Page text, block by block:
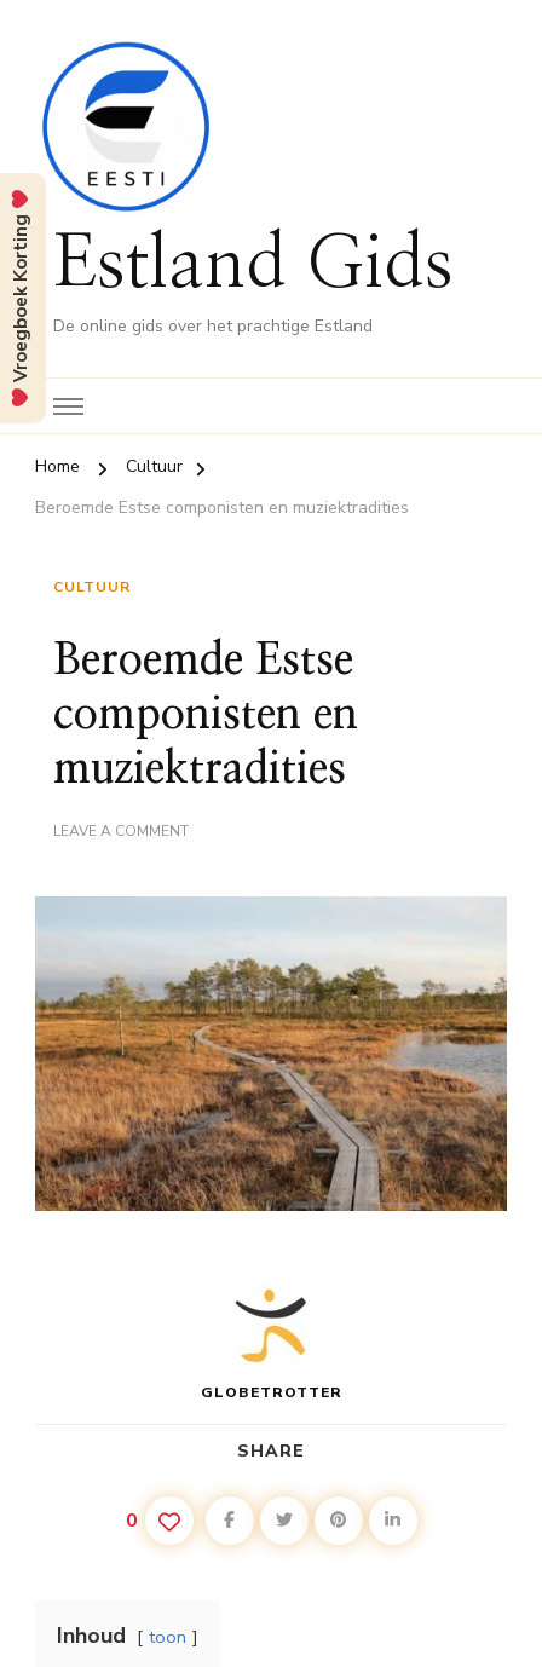
Estland Gids
De online gids over het prachtige Estland
Home
Cultuur
Beroemde Estse componisten en muziektradities
CULTUUR
Beroemde Estse
componisten en
muziektradities
LEAVE A COMMENTON
GLOBETROTTER
SHARE
0
Inhoud toon
Vroegboek Korting